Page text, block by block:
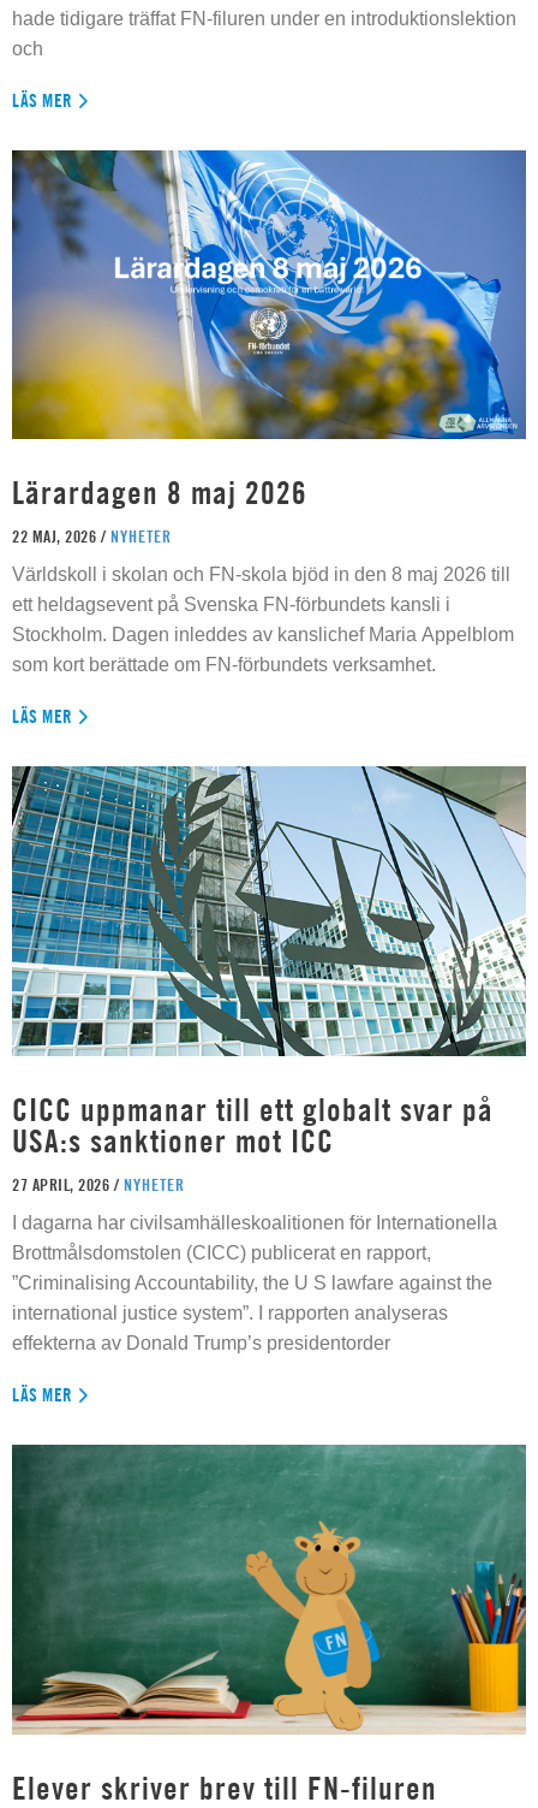
hade tidigare träffat FN-filuren under en introduktionslektion
och
LÄS MER
Lärardagen 8 maj 2026
22 MAJ, 2026 / NYHETER
Världskoll i skolan och FN-skola bjöd in den 8 maj 2026 till
ett heldagsevent på Svenska FN-förbundets kansli i
Stockholm. Dagen inleddes av kanslichef Maria Appelblom
som kort berättade om FN-förbundets verksamhet.
LÄS MER
CICC uppmanar till ett globalt svar på
USA:s sanktioner mot ICC
27 APRIL, 2026 / NYHETER
I dagarna har civilsamhälleskoalitionen för Internationella
Brottmålsdomstolen (CICC) publicerat en rapport,
”Criminalising Accountability, the U S lawfare against the
international justice system”. I rapporten analyseras
effekterna av Donald Trump’s presidentorder
LÄS MER
Elever skriver brev till FN-filuren